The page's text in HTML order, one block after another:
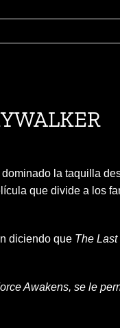
dominado la taquilla
que divide a los
diciendo que The Last
Awakens, se le